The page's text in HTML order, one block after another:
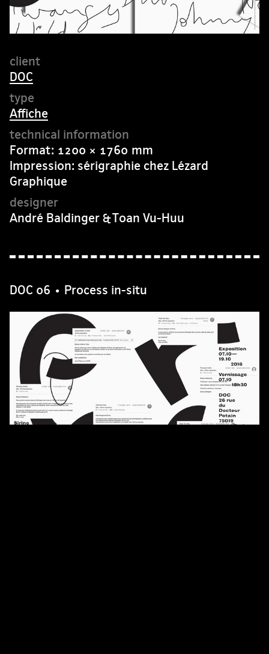
DOC
Affiche
Format: 1200 × 1760 mm
Impression: sérigraphie chez Lézard
Graphique
André Baldinger & Toan Vu-Huu
DOC 06 • Process in-situ